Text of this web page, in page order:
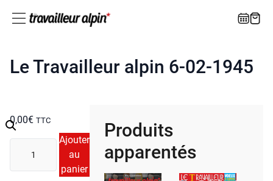
Le Travailleur alpin 6-02-1945
0,00€ TTC
té
Ajouter
au
panier
Produits
apparentés